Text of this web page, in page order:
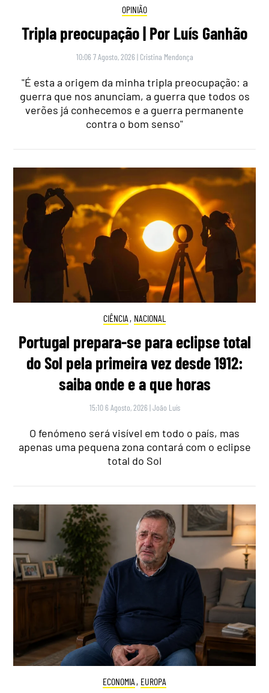
OPINIÃO
Tripla preocupação | Por Luís Ganhão
10:06 7 Agosto, 2026 | Cristina Mendonça
"É esta a origem da minha tripla preocupação: a
guerra que nos anunciam, a guerra que todos os
verões já conhecemos e a guerra permanente
contra o bom senso"
CIÊNCIA , NACIONAL
Portugal prepara-se para eclipse total
do Sol pela primeira vez desde 1912:
saiba onde e a que horas
15:10 6 Agosto, 2026 |João Luís
O fenómeno será visível em todo o país, mas
apenas uma pequena zona contará com o eclipse
total do Sol
ECONOMIA , EUROPA